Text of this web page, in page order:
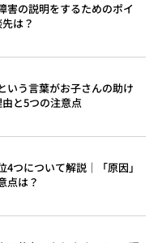
害の説明をするためのポイ
は？
いう言葉がお子さんの助け
と5つの注意点
つについて解説｜「原因」
点は？